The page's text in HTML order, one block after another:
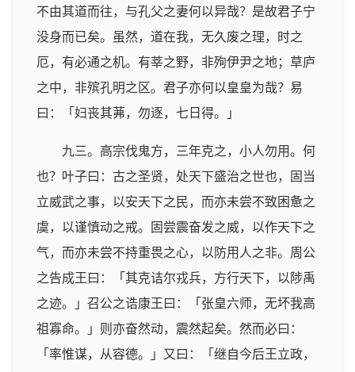
不由其道而往，与孔父之妻何以异哉？是故君子宁
没身而已矣。虽然，道在我，无久废之理，时之
厄，有必通之机。有莘之野，非殉伊尹之地；草庐
之中，非殡孔明之区。君子亦何以皇皇为哉？易
曰：「妇丧其茀，勿逐，七日得。」
九三。高宗伐鬼方，三年克之，小人勿用。何
也？叶子曰：古之圣贤，处天下盛治之世也，固当
立威武之事，以安天下之民，而亦未尝不致困惫之
虞，以谨慎动之戒。固尝震奋发之威，以作天下之
气，而亦未尝不持重畏之心，以防用人之非。周公
之告成王曰：「其克诘尔戎兵，方行天下，以陟禹
之迹。」召公之诰康王曰：「张皇六师，无坏我高
祖寡命。」则亦奋然动，震然起矣。然而必曰：
「率惟谋，从容德。」又曰：「继自今后王立政，